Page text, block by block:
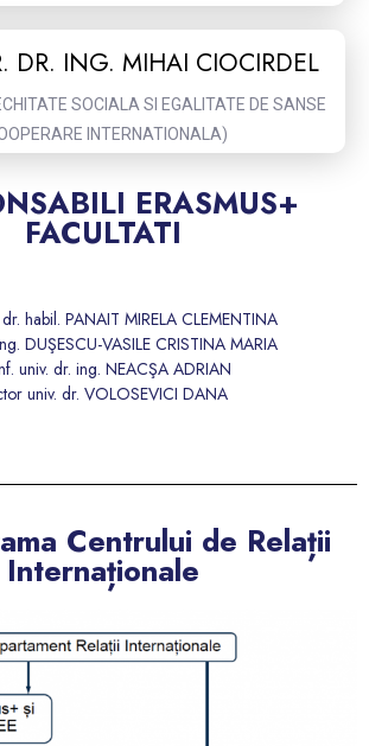
DR. ING. MIHAI CIOCIRDEL
SOCIALA SI EGALITATE DE SANSE
INTERNATIONALA)
ERASMUS+
FACULTATI
habil. PANAIT MIRELA CLEMENTINA
DUŞESCU-VASILE CRISTINA MARIA
univ. dr. ing. NEACŞA ADRIAN
univ. dr. VOLOSEVICI DANA
Centrului de Relații
Internaționale